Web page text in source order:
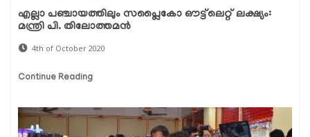
എല്ലാ പഞ്ചായത്തിലും സപ്ലൈകോ ഔട്ട്‌ലെറ്റ് ലക്ഷ്യം:
മന്ത്രി പി. തിലോത്തമൻ
4th of October 2020
Continue Reading